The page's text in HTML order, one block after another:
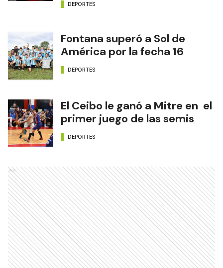
DEPORTES
Fontana superó a Sol de
América por la fecha 16
DEPORTES
El Ceibo le ganó a Mitre en el
primer juego de las semis
DEPORTES
Ads